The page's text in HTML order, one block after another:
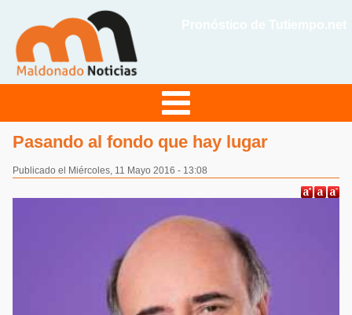
Pasando al fondo que hay lugar
Publicado el Miércoles, 11 Mayo 2016 - 13:08